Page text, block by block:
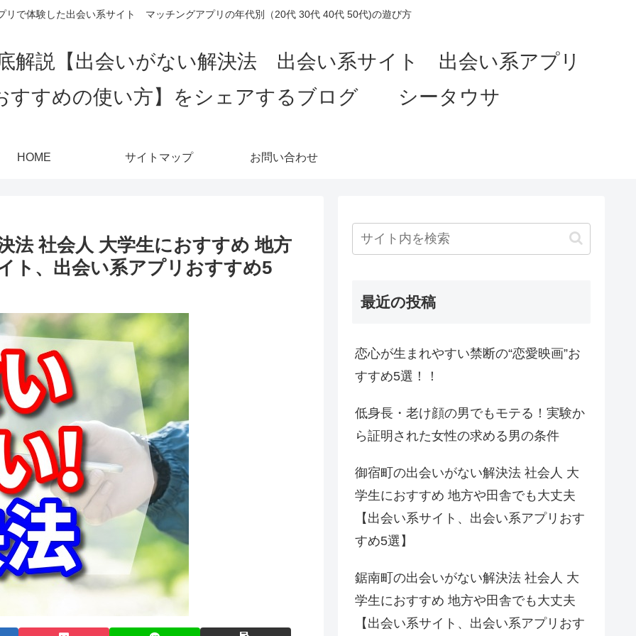
リで体験した出会い系サイト マッチングアプリの年代別（20代 30代 40代 50代)の遊び方
解説【出会いがない解決法 出会い系サイト 出会い系アプリ
すすめの使い方】をシェアするブログ シータウサ
HOME サイトマップ お問い合わせ
法 社会人 大学生におすすめ 地方
ト、出会い系アプリおすすめ5
最近の投稿
恋心が生まれやすい禁断の“恋愛映画”お
すすめ5選！！
低身長・老け顔の男でもモテる！実験か
ら証明された女性の求める男の条件
御宿町の出会いがない解決法 社会人 大
学生におすすめ 地方や田舎でも大丈夫
【出会い系サイト、出会い系アプリおす
すめ5選】
鋸南町の出会いがない解決法 社会人 大
学生におすすめ 地方や田舎でも大丈夫
【出会い系サイト、出会い系アプリおす